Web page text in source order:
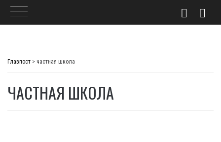
Главпост > частная школа
ЧАСТНАЯ ШКОЛА